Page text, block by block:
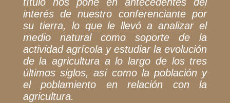
interés de nuestro conferenciante por
su tierra, lo que le llevó a analizar el
medio natural como soporte de la
actividad agrícola y estudiar la evolución
de la agricultura a lo largo de los tres
últimos siglos, así como la población y
el poblamiento en relación con la
agricultura.